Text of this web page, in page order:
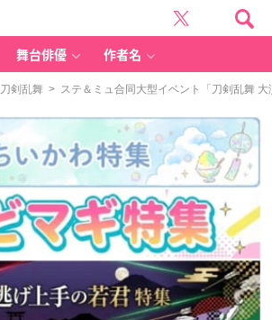
舞台俳優 作者名
刀剣乱舞 > ステ＆ミュ合同大型イベント「刀剣乱舞